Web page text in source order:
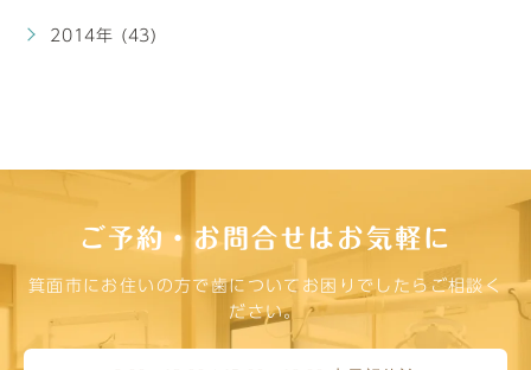
2014年 (43)
ご予約・お問合せはお気軽に
箕面市にお住いの方で歯についてお困りでしたらご相談く
ださい。